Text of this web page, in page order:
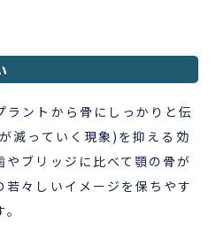
ントから骨にしっかりと伝
減っていく現象)を抑える効
ブリッジに比べて顎の骨が
々しいイメージを保ちやす